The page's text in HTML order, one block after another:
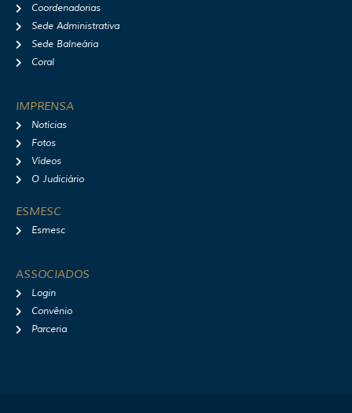
Coordenadorias
Sede Administrativa
Sede Balneária
Coral
IMPRENSA
Notícias
Fotos
Vídeos
O Judiciário
ESMESC
Esmesc
ASSOCIADOS
Login
Convênio
Parceria